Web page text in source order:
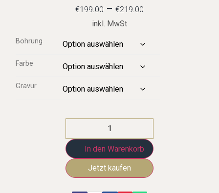
€199.00 – €219.00
inkl. MwSt
Bohrung
Farbe
Gravur
In den Warenkorb